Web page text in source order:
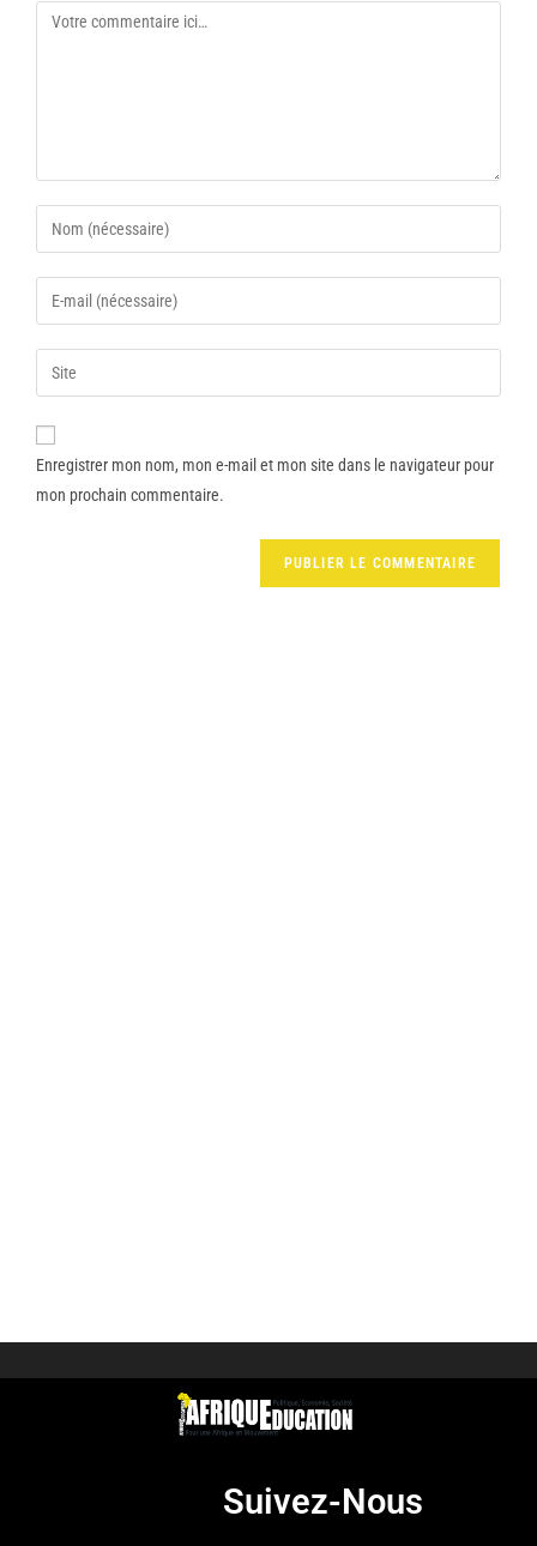
Enregistrer mon nom, mon e-mail et mon site dans le navigateur pour
mon prochain commentaire.
Suivez-Nous